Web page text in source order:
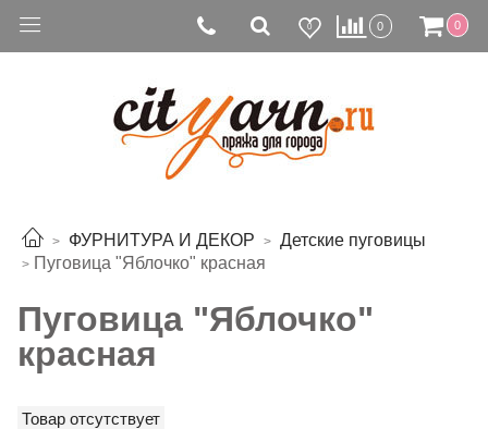
0 0 0
ФУРНИТУРА И ДЕКОР
Детские пуговицы
Пуговица "Яблочко" красная
Пуговица "Яблочко"
красная
Товар отсутствует